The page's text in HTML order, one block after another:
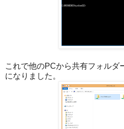
これで他のPCから共有フォルダ
になりました。